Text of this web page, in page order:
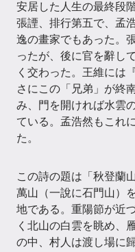
安居した人生の最終段
張諲、排行第五で、孟
逸の畫家でもあった。
ったが、後に官を辭し
く交わった。王維には
さにこの「兄弟」が終
み、門を開ければ水雲
ている。孟浩然もこれ
た。
この詩の題は「秋登蘭
萬山（一說に石門山）
地である。重陽節が近
く北山の白雲を眺め、
の中、村人は渡し場に